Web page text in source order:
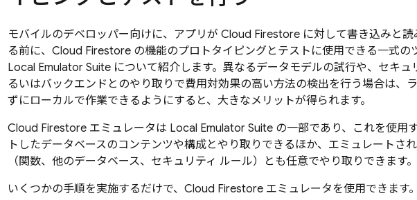
モバイルのデベロッパー向けに、アプリが Cloud Firestore に対して書き込みと
る前に、 Cloud Firestore の機能のプロトタイピングとテストに使用できる一式の
Local Emulator Suite について紹介します。異なるデータモデルの試行や、セキュ
るいはバックエンドとのやり取りで費用対効果の高い方法の検出を行う場合は、
ずにローカルで作業できるようにすると、大きなメリットが得られます。
Cloud Firestore エミュレータは Local Emulator Suite の一部であり、これを使用
トしたデータベースのコンテンツや構成とやり取りできるほか、エミュレートさ
（関数、他のデータベース、セキュリティ ルール）とも任意でやり取りできます。
いくつかの手順を実施するだけで、 Cloud Firestore エミュレータを使用できます。